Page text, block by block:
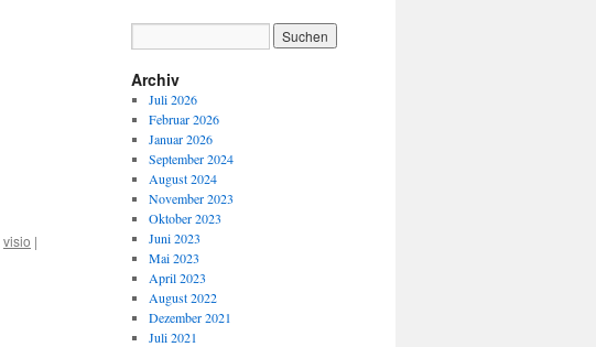
visio |
Archiv
Juli 2026
Februar 2026
Januar 2026
September 2024
August 2024
November 2023
Oktober 2023
Juni 2023
Mai 2023
April 2023
August 2022
Dezember 2021
Juli 2021